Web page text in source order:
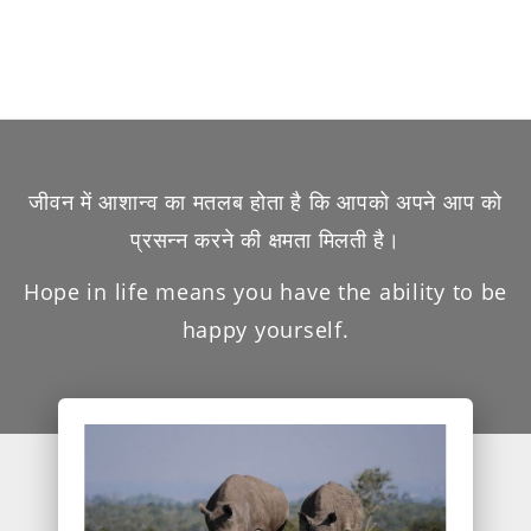
जीवन में आशान्व का मतलब होता है कि आपको अपने आप को
प्रसन्न करने की क्षमता मिलती है।
Hope in life means you have the ability to be
happy yourself.